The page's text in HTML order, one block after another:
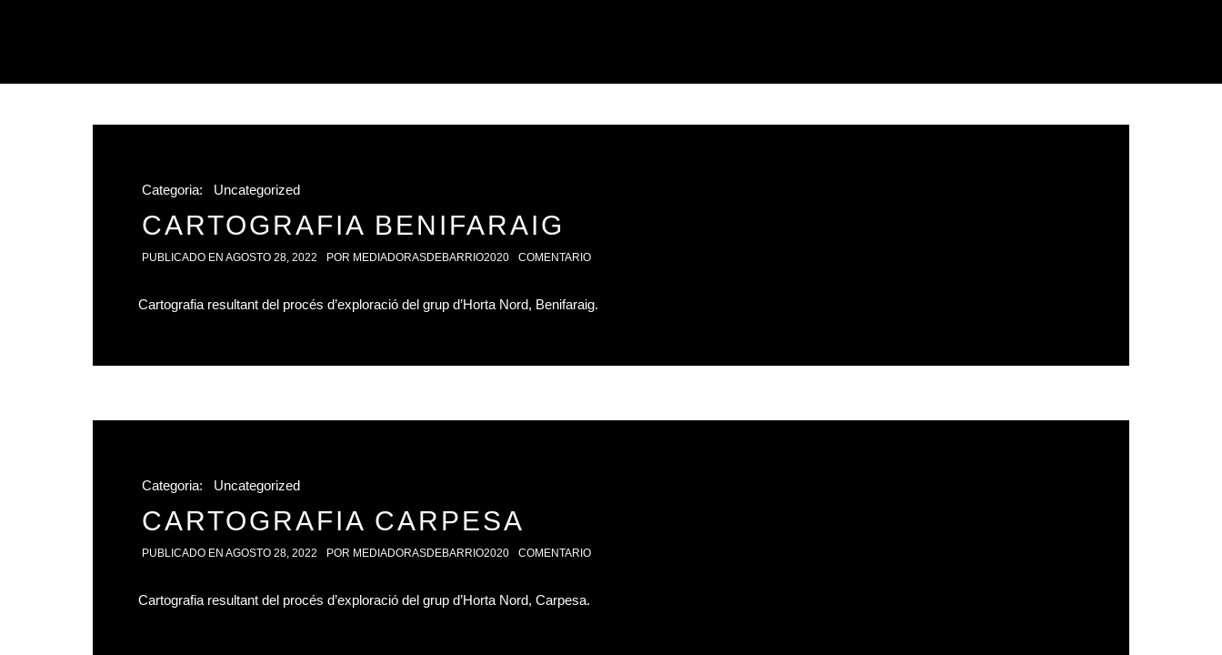
Categoria: Uncategorized
CARTOGRAFIA BENIFARAIG
PUBLICADO EN AGOSTO 28, 2022 POR MEDIADORASDEBARRIO2020 COMENTARIO
Cartografia resultant del procés d’exploració del grup d’Horta Nord, Benifaraig.
Categoria: Uncategorized
CARTOGRAFIA CARPESA
PUBLICADO EN AGOSTO 28, 2022 POR MEDIADORASDEBARRIO2020 COMENTARIO
Cartografia resultant del procés d’exploració del grup d’Horta Nord, Carpesa.